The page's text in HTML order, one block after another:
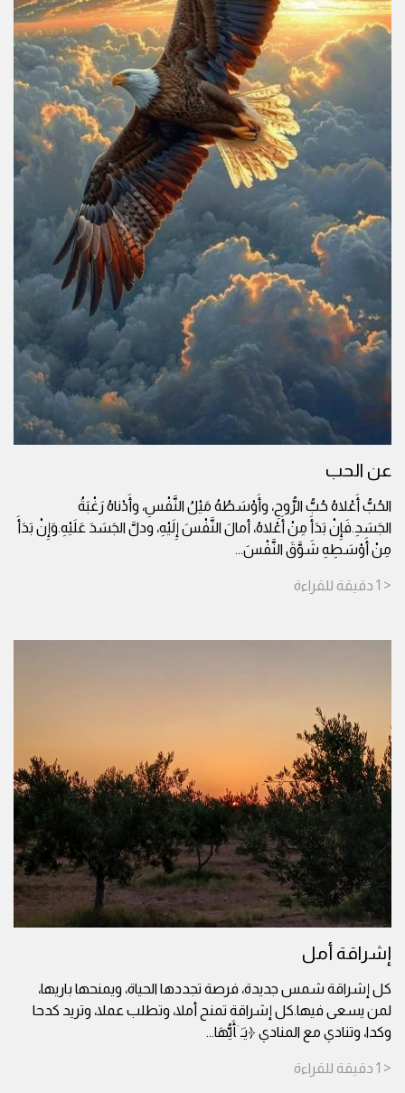
عن الحب
الحُبُّ أَعْلاهُ حُبُّ الرُّوحِ، وأَوْسَطُهُ مَيْلُ النَّفْسِ، وأَدْناهُ رَغْبَةُ
الجَسَدِ.فَإِنْ بَدَأَ مِنْ أَعْلاهُ، أمالَ النَّفْسَ إِلَيْهِ، ودلَّ الجَسَدَ عَلَيْهِ.وَإِنْ بَدَأَ
مِنْ أَوْسَطِهِ شَوَّقَ النَّفْسَ...
< 1 دقيقة للقراءة
إشراقة أمل
كل إشراقة شمس جديدة، فرصة تجددها الحياة، ويمنحها باريها،
لمن يسعى فيها.كل إشراقة تمنح أملا، وتطلب عملا، وتريد كدحا
وكدا، وتنادي مع المنادي ﴿یَـٰۤأَیُّهَا...
< 1 دقيقة للقراءة